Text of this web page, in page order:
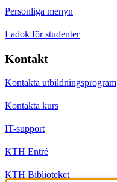
Personliga menyn
Ladok för studenter
Kontakt
Kontakta utbildningsprogram
Kontakta kurs
IT-support
KTH Entré
KTH Biblioteket